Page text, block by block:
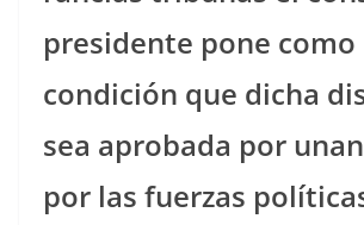
presidente pone como
condición que dicha
sea aprobada por
por las fuerzas